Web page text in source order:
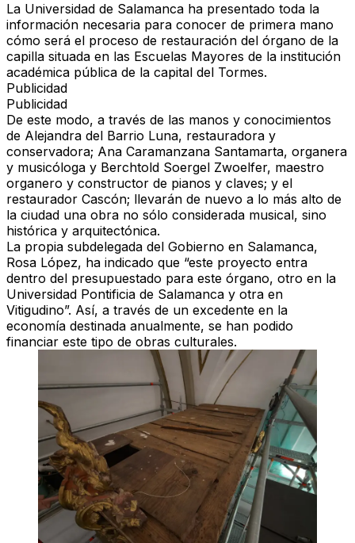
La Universidad de Salamanca ha presentado toda la
información necesaria para conocer de primera mano
cómo será el proceso de restauración del órgano de la
capilla situada en las Escuelas Mayores de la institución
académica pública de la capital del Tormes.
Publicidad
Publicidad
De este modo, a través de las manos y conocimientos
de Alejandra del Barrio Luna, restauradora y
conservadora; Ana Caramanzana Santamarta, organera
y musicóloga y Berchtold Soergel Zwoelfer, maestro
organero y constructor de pianos y claves; y el
restaurador Cascón; llevarán de nuevo a lo más alto de
la ciudad una obra no sólo considerada musical, sino
histórica y arquitectónica.
La propia subdelegada del Gobierno en Salamanca,
Rosa López, ha indicado que “este proyecto entra
dentro del presupuestado para este órgano, otro en la
Universidad Pontificia de Salamanca y otra en
Vitigudino”. Así, a través de un excedente en la
economía destinada anualmente, se han podido
financiar este tipo de obras culturales.